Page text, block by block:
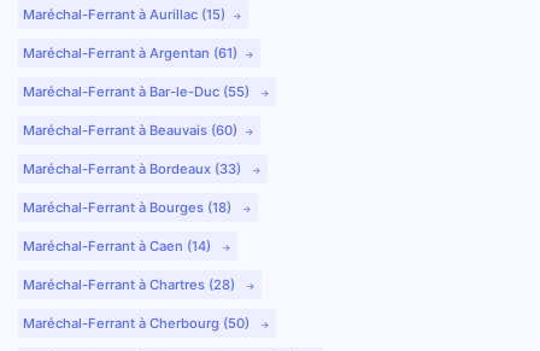
Maréchal-Ferrant à Aurillac (15)
Maréchal-Ferrant à Argentan (61)
Maréchal-Ferrant à Bar-le-Duc (55)
Maréchal-Ferrant à Beauvais (60)
Maréchal-Ferrant à Bordeaux (33)
Maréchal-Ferrant à Bourges (18)
Maréchal-Ferrant à Caen (14)
Maréchal-Ferrant à Chartres (28)
Maréchal-Ferrant à Cherbourg (50)